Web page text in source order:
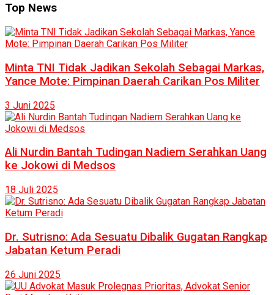
Top News
Minta TNI Tidak Jadikan Sekolah Sebagai Markas,
Yance Mote: Pimpinan Daerah Carikan Pos Militer
3 Juni 2025
Ali Nurdin Bantah Tudingan Nadiem Serahkan Uang
ke Jokowi di Medsos
18 Juli 2025
Dr. Sutrisno: Ada Sesuatu Dibalik Gugatan Rangkap
Jabatan Ketum Peradi
26 Juni 2025